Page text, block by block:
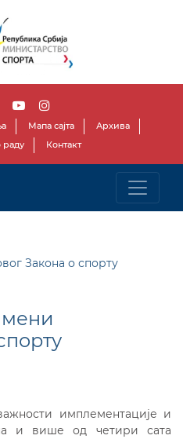
Мапа сајта
Архива
Контакт
Закона о спорту
имплементације и
и више од четири сата